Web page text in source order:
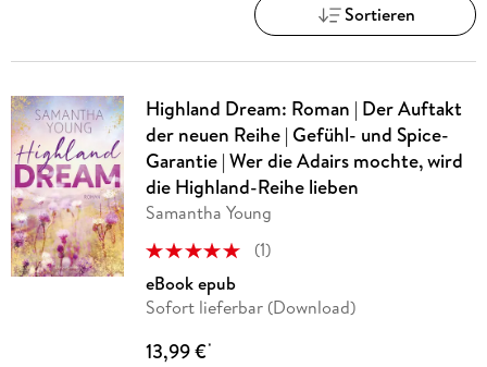
Sortieren
Highland Dream: Roman | Der Auftakt
der neuen Reihe | Gefühl- und Spice-
Garantie | Wer die Adairs mochte, wird
die Highland-Reihe lieben
Samantha Young
(1)
eBook epub
Sofort lieferbar (Download)
13,99 €*